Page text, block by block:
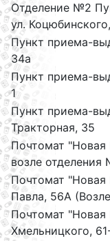
Отделение №2
ул.
Пункт приема-
34а
Пункт приема-
1
Пункт приема-
Тракторная, 35
Почтомат
возле отделения
Почтомат
Павла, 56А
Почтомат
Хмельницкого,